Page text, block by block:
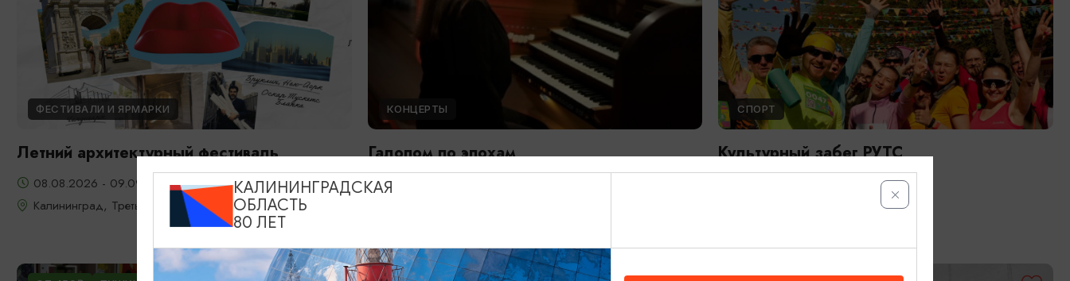
ФЕСТИВАЛИ И ЯРМАРКИ
Летний архитектурный фестиваль
08.08.2026 - 09.09.2026, 17:00, 18:00
Калининград, Третьяковская галерея в Калининграде
КОНЦЕРТЫ
Галопом по эпохам
08.08.2026 18:00
СПОРТ
Культурный забег РУТС
КАЛИНИНГРАДСКАЯ
ОБЛАСТЬ
80 ЛЕТ